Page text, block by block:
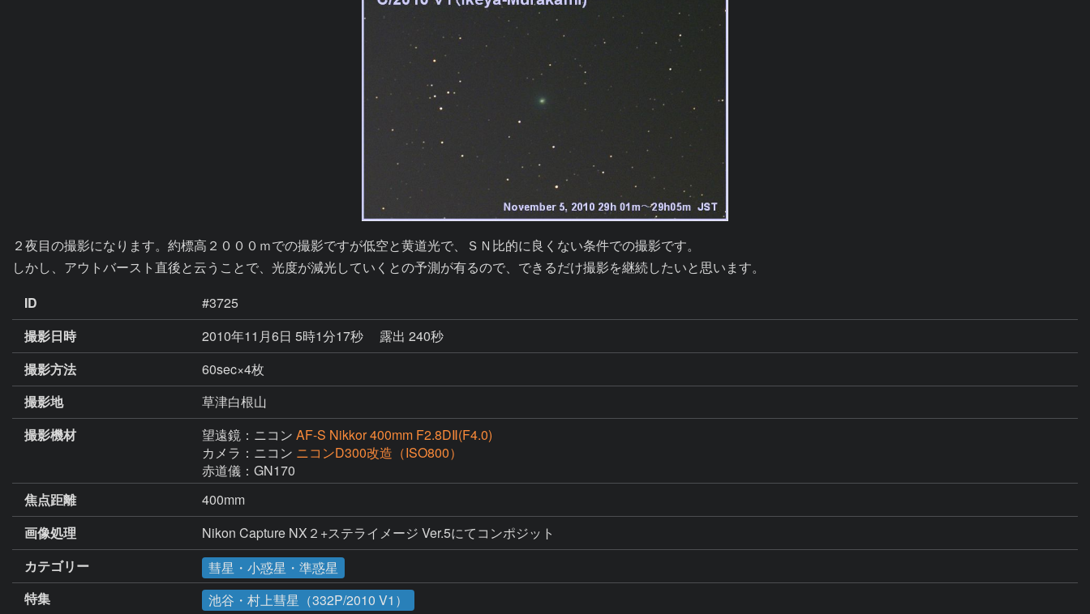
２夜目の撮影になります。約標高２０００ｍでの撮影ですが低空と黄道光で、ＳＮ比的に良くない条件での撮影です。
ID
#3725
撮影日時
2010年11月6日 5時1分17秒
露出 240秒
撮影方法
60sec×4枚
撮影地
草津白根山
撮影機材
望遠鏡：ニコン AF-S Nikkor 400mm F2.8DⅡ(F4.0)
カメラ：ニコン ニコンD300改造（ISO800）
赤道儀：GN170
焦点距離
400mm
画像処理
Nikon Capture NX２+ステライメージ Ver.5にてコンポジット
カテゴリー
彗星・小惑星・準惑星
特集
池谷・村上彗星（332P/2010 V1）